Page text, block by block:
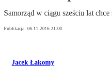
Samorząd w ciągu sześciu lat
Publikacja: 06.11.2016 21:00
Jacek Łakomy